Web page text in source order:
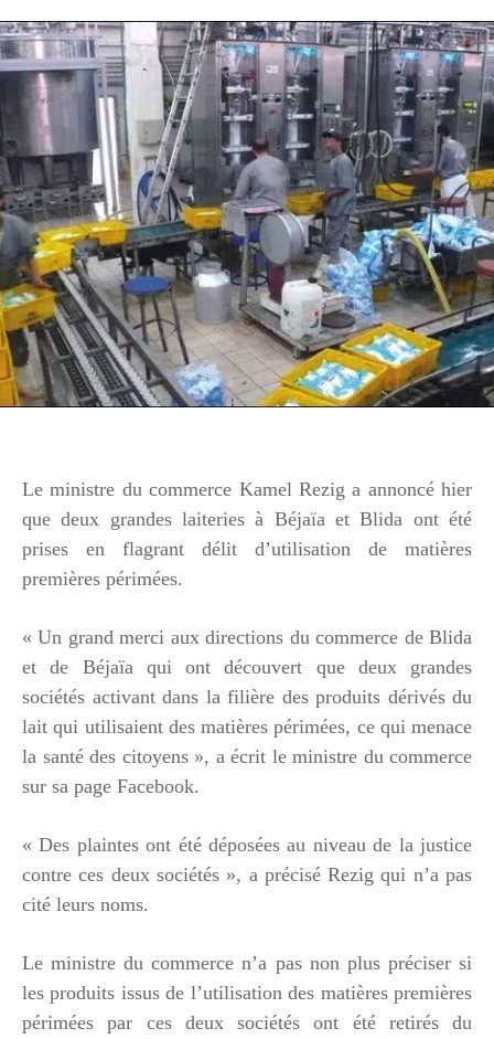
Le ministre du commerce Kamel Rezig a annoncé hier
que deux grandes laiteries à Béjaïa et Blida ont été
prises en flagrant délit d’utilisation de matières
premières périmées.
« Un grand merci aux directions du commerce de Blida
et de Béjaïa qui ont découvert que deux grandes
sociétés activant dans la filière des produits dérivés du
lait qui utilisaient des matières périmées, ce qui menace
la santé des citoyens », a écrit le ministre du commerce
sur sa page Facebook.
« Des plaintes ont été déposées au niveau de la justice
contre ces deux sociétés », a précisé Rezig qui n’a pas
cité leurs noms.
Le ministre du commerce n’a pas non plus préciser si
les produits issus de l’utilisation des matières premières
périmées par ces deux sociétés ont été retirés du